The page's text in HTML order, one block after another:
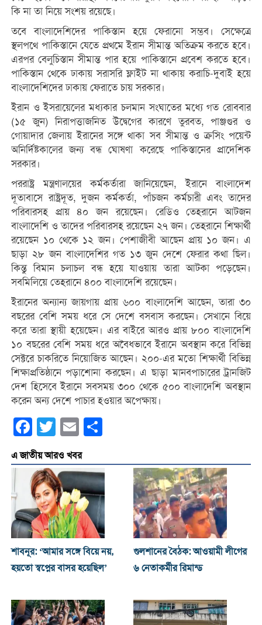
কি না তা নিয়ে সংশয় রয়েছে।
তবে বাংলাদেশিদের পাকিস্তান হয়ে ফেরানো সম্ভব। সেক্ষেত্রে
স্থলপথে পাকিস্তানে যেতে প্রথমে ইরান সীমান্ত অতিক্রম করতে হবে।
এরপর বেলুচিস্তান সীমান্ত পার হয়ে পাকিস্তানে প্রবেশ করতে হবে।
পাকিস্তান থেকে ঢাকায় সরাসরি ফ্লাইট না থাকায় করাচি-দুবাই হয়ে
বাংলাদেশিদের ঢাকায় ফেরাতে চায় সরকার।
ইরান ও ইসরায়েলের মধ্যকার চলমান সংঘাতের মধ্যে গত রোববার
(১৫ জুন) নিরাপত্তাজনিত উদ্বেগের কারণে তুরবত, পাঞ্জগুর ও
গোয়াদার জেলায় ইরানের সঙ্গে থাকা সব সীমান্ত ও ক্রসিং পয়েন্ট
অনির্দিষ্টকালের জন্য বন্ধ ঘোষণা করেছে পাকিস্তানের প্রাদেশিক
সরকার।
পররাষ্ট্র মন্ত্রণালয়ের কর্মকর্তারা জানিয়েছেন, ইরানে বাংলাদেশ
দূতাবাসে রাষ্ট্রদূত, দুজন কর্মকর্তা, পাঁচজন কর্মচারী এবং তাদের
পরিবারসহ প্রায় ৪০ জন রয়েছেন। রেডিও তেহরানে আটজন
বাংলাদেশি ও তাদের পরিবারসহ রয়েছেন ২৭ জন। তেহরানে শিক্ষার্থী
রয়েছেন ১০ থেকে ১২ জন। পেশাজীবী আছেন প্রায় ১০ জন। এ
ছাড়া ২৮ জন বাংলাদেশির গত ১৩ জুন দেশে ফেরার কথা ছিল।
কিন্তু বিমান চলাচল বন্ধ হয়ে যাওয়ায় তারা আটকা পড়েছেন।
সবমিলিয়ে তেহরানে ৪০০ বাংলাদেশি রয়েছেন।
ইরানের অন্যান্য জায়গায় প্রায় ৬০০ বাংলাদেশি আছেন, তারা ৩০
বছরের বেশি সময় ধরে সে দেশে বসবাস করছেন। সেখানে বিয়ে
করে তারা স্থায়ী হয়েছেন। এর বাইরে আরও প্রায় ৮০০ বাংলাদেশি
১০ বছরের বেশি সময় ধরে অবৈধভাবে ইরানে অবস্থান করে বিভিন্ন
সেক্টরে চাকরিতে নিয়োজিত আছেন। ২০০-এর মতো শিক্ষার্থী বিভিন্ন
শিক্ষাপ্রতিষ্ঠানে পড়াশোনা করছেন। এ ছাড়া মানবপাচারের ট্রানজিট
দেশ হিসেবে ইরানে সবসময় ৩০০ থেকে ৫০০ বাংলাদেশি অবস্থান
করেন অন্য দেশে পাচার হওয়ার অপেক্ষায়।
Facebook
Twitter Email
এ জাতীয় আরও খবর
শাবনূর: ‘আমার সঙ্গে বিয়ে নয়,
হয়তো স্বপ্নের বাসর হয়েছিল’
গুলশানের বৈঠক: আওয়ামী লীগের
৬ নেতাকর্মীর রিমান্ড